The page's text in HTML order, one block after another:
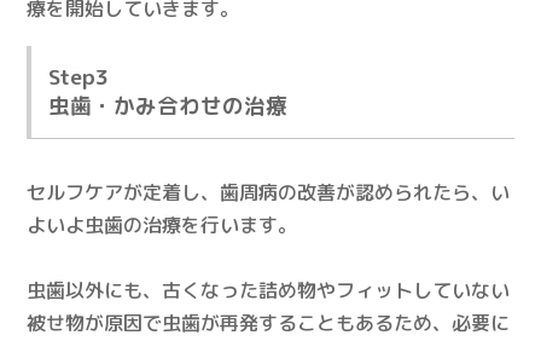
療を開始していきます。
Step3
虫歯・かみ合わせの治療
セルフケアが定着し、歯周病の改善が認められたら、い
よいよ虫歯の治療を行います。
虫歯以外にも、古くなった詰め物やフィットしていない
被せ物が原因で虫歯が再発することもあるため、必要に